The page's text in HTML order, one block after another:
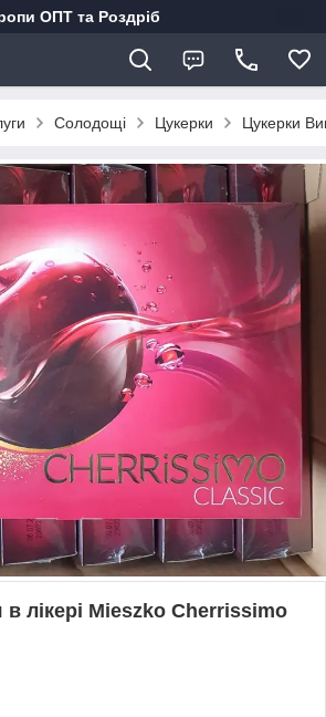
ОПТ та Роздріб
Солодощі Цукерки Цукерки
лікері Mieszko Cherrissimo